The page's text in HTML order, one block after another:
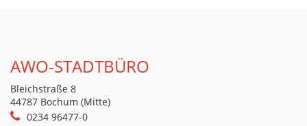
AWO-STADTBÜRO
Bleichstraße 8
44787 Bochum (Mitte)
0234 96477-0